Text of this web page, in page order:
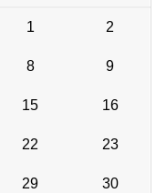
1 2
8 9
15 16
22 23
29 30